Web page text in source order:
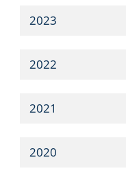
2023
2022
2021
2020